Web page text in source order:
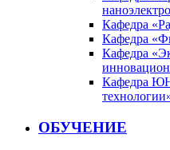
Кафедра
Кафедра
Кафедра
Кафедра
ОБУЧЕНИЕ